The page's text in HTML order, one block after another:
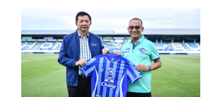
ความแข็งแกร่ง ให้กับทัพ "ฉลามชล" ภายใต้การคุมทีมของ "โค้ช
โจ" ธีระศักดิ์ โพธิ์อ้น กุนซือใหญ่ สู้ศึก ไทยลีก 2025/26